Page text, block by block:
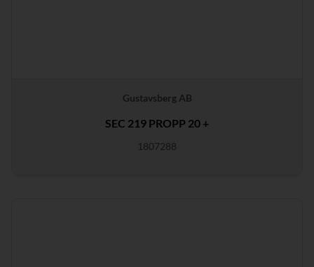
Gustavsberg AB
SEC 219 PROPP 20 +
1807288